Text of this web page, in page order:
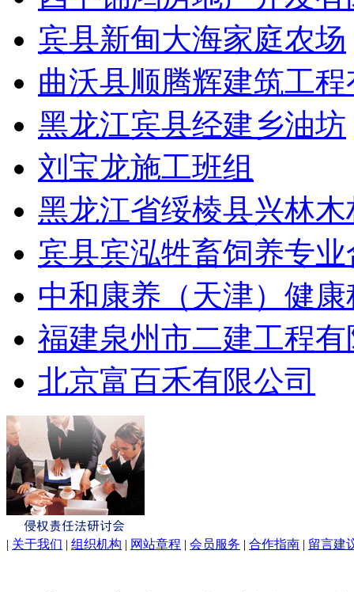
宾县新甸大海家庭农场
曲沃县顺腾辉建筑工
黑龙江宾县经建乡油坊
刘宝龙施工班组
黑龙江省绥棱县兴林
宾县宾泓牲畜饲养专
中和康养（天津）健
福建泉州市二建工程
北京富百禾有限公司
| 关于我们 | 组织机构 | 网站章程 | 会员服务 | 合作指南 | 留言建